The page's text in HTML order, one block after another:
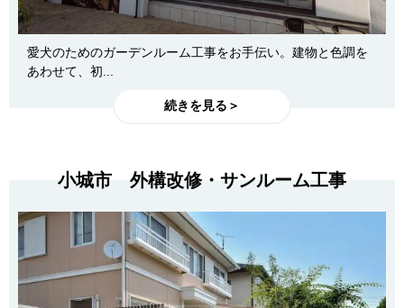
愛犬のためのガーデンルーム工事をお手伝い。建物と色調を
あわせて、初...
続きを見る＞
小城市 外構改修・サンルーム工事